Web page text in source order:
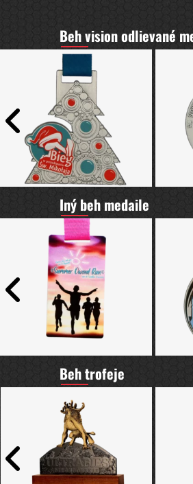
Beh vision odlievané
Iný beh medaile
Beh trofeje